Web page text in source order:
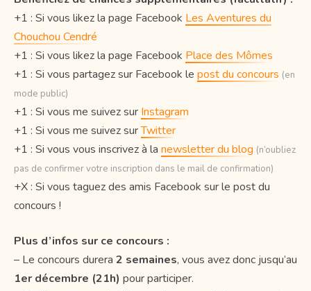
+1 : Si vous likez la page Facebook Les Aventures du
Chouchou Cendré
+1 : Si vous likez la page Facebook Place des Mômes
+1 : Si vous partagez sur Facebook le post du concours (en
mode public)
+1 : Si vous me suivez sur Instagram
+1 : Si vous me suivez surTwitter
+1 : Si vous vous inscrivez à la newsletter du blog (n’oubliez
pas de confirmer votre inscription dans le mail de confirmation)
+X : Si vous taguez des amis Facebook sur le post du
concours !
Plus d’infos sur ce concours :
– Le concours durera 2 semaines, vous avez donc jusqu’au
1er décembre (21h) pour participer.